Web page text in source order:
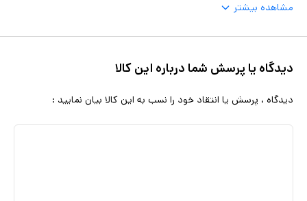
مشاهده بیشتر
دیدگاه یا پرسش شما درباره این کالا
دیدگاه ، پرسش یا انتقاد خود را نسب به این کالا بیان نمایید :